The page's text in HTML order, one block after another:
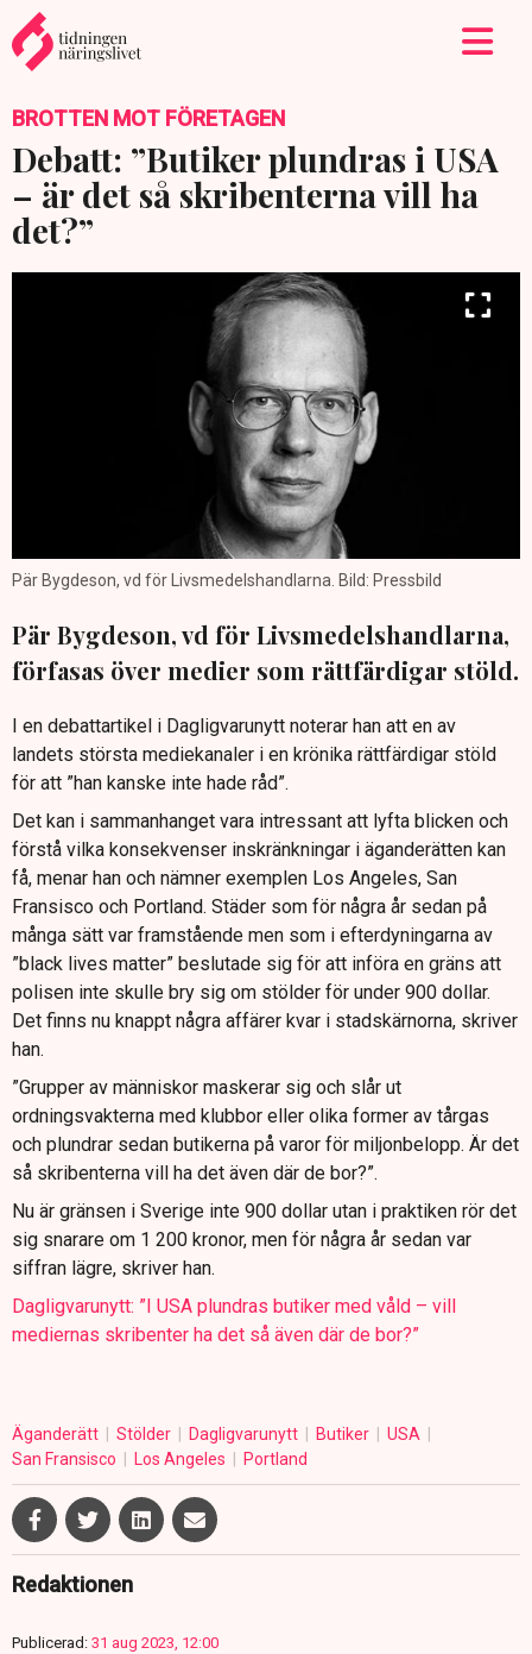
BROTTEN MOT FÖRETAGEN
Debatt: ”Butiker plundras i USA
– är det så skribenterna vill ha
det?”
Pär Bygdeson, vd för Livsmedelshandlarna. Bild: Pressbild
Pär Bygdeson, vd för Livsmedelshandlarna,
förfasas över medier som rättfärdigar stöld.
I en debattartikel i Dagligvarunytt noterar han att en av
landets största mediekanaler i en krönika rättfärdigar stöld
för att ”han kanske inte hade råd”.
Det kan i sammanhanget vara intressant att lyfta blicken och
förstå vilka konsekvenser inskränkningar i äganderätten kan
få, menar han och nämner exemplen Los Angeles, San
Fransisco och Portland. Städer som för några år sedan på
många sätt var framstående men som i efterdyningarna av
”black lives matter” beslutade sig för att införa en gräns att
polisen inte skulle bry sig om stölder för under 900 dollar.
Det finns nu knappt några affärer kvar i stadskärnorna, skriver
han.
”Grupper av människor maskerar sig och slår ut
ordningsvakterna med klubbor eller olika former av tårgas
och plundrar sedan butikerna på varor för miljonbelopp. Är det
så skribenterna vill ha det även där de bor?”.
Nu är gränsen i Sverige inte 900 dollar utan i praktiken rör det
sig snarare om 1 200 kronor, men för några år sedan var
siffran lägre, skriver han.
Dagligvarunytt: ”I USA plundras butiker med våld – vill
mediernas skribenter ha det så även där de bor?”
Äganderätt Stölder Dagligvarunytt Butiker
USA
San Fransisco
Los Angeles Portland
Redaktionen
Publicerad: 31 aug 2023, 12:00